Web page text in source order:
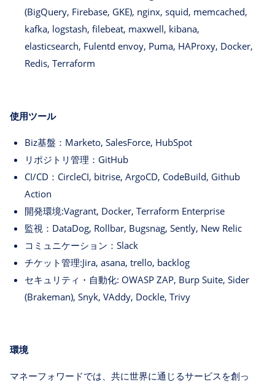
(BigQuery, Firebase, GKE), nginx, squid, memcached,
kafka, logstash, filebeat, maxwell, kibana,
elasticsearch, Fulentd envoy, Puma, HAProxy, Docker,
Redis, Terraform
使用ツール
Biz基盤：Marketo, SalesForce, HubSpot
リポジトリ管理：GitHub
CI/CD：CircleCI, bitrise, ArgoCD, CodeBuild, Github
Action
開発環境:Vagrant, Docker, Terraform Enterprise
監視：DataDog, Rollbar, Bugsnag, Sently, New Relic
コミュニケーション：Slack
チケット管理:Jira, asana, trello, backlog
セキュリティ・自動化: OWASP ZAP, Burp Suite, Sider
(Brakeman), Snyk, VAddy, Dockle, Trivy
環境
マネーフォワードでは、共に世界に通じるサービスを創っ